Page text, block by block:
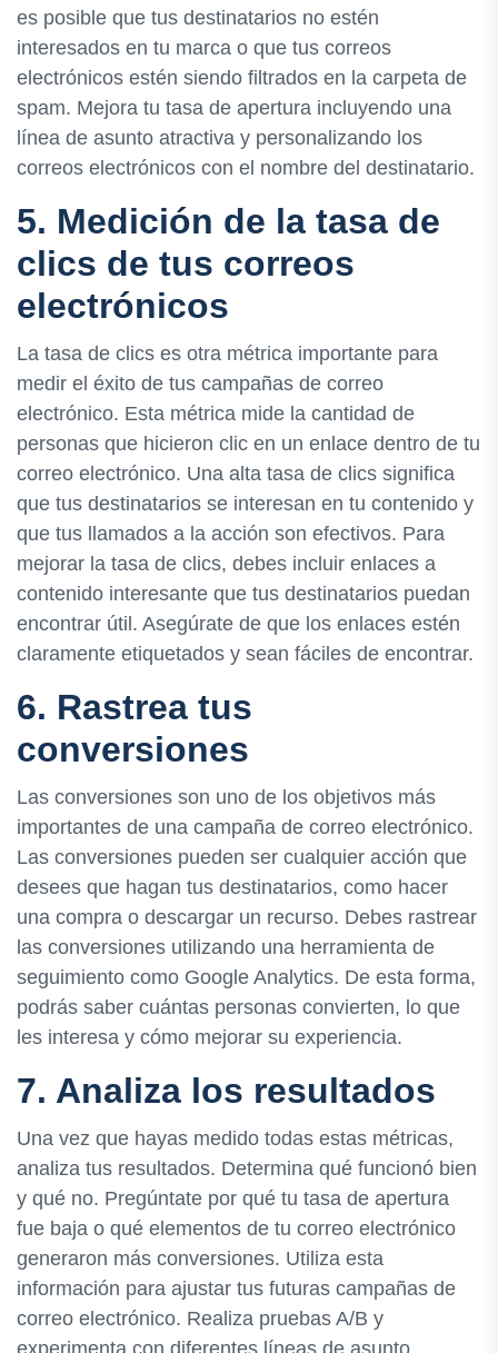
es posible que tus destinatarios no estén
interesados en tu marca o que tus correos
electrónicos estén siendo filtrados en la carpeta de
spam. Mejora tu tasa de apertura incluyendo una
línea de asunto atractiva y personalizando los
correos electrónicos con el nombre del destinatario.
5. Medición de la tasa de
clics de tus correos
electrónicos
La tasa de clics es otra métrica importante para
medir el éxito de tus campañas de correo
electrónico. Esta métrica mide la cantidad de
personas que hicieron clic en un enlace dentro de tu
correo electrónico. Una alta tasa de clics significa
que tus destinatarios se interesan en tu contenido y
que tus llamados a la acción son efectivos. Para
mejorar la tasa de clics, debes incluir enlaces a
contenido interesante que tus destinatarios puedan
encontrar útil. Asegúrate de que los enlaces estén
claramente etiquetados y sean fáciles de encontrar.
6. Rastrea tus
conversiones
Las conversiones son uno de los objetivos más
importantes de una campaña de correo electrónico.
Las conversiones pueden ser cualquier acción que
desees que hagan tus destinatarios, como hacer
una compra o descargar un recurso. Debes rastrear
las conversiones utilizando una herramienta de
seguimiento como Google Analytics. De esta forma,
podrás saber cuántas personas convierten, lo que
les interesa y cómo mejorar su experiencia.
7. Analiza los resultados
Una vez que hayas medido todas estas métricas,
analiza tus resultados. Determina qué funcionó bien
y qué no. Pregúntate por qué tu tasa de apertura
fue baja o qué elementos de tu correo electrónico
generaron más conversiones. Utiliza esta
información para ajustar tus futuras campañas de
correo electrónico. Realiza pruebas A/B y